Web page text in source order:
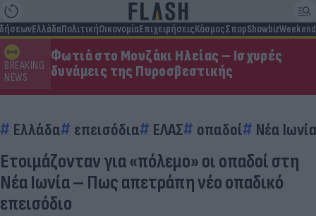
ΕλλάδαΠολιτικήΟικονομίαΕπιχειρήσειςΚόσμοςΣπορShowbizWeekend
BREAKING
NEWS
Φωτιά στο Μουζάκι Ηλείας – Ισχυρές
δυνάμεις της Πυροσβεστικής
Ελλάδα επεισόδια ΕΛΑΣ οπαδοί Νέα
Ετοιμάζονταν για «πόλεμο» οι οπαδοί στη
Νέα Ιωνία – Πως απετράπη νέο οπαδικό
επεισόδιο